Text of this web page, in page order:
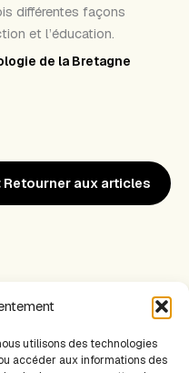
utilisons des technologies
accéder aux informations des
différentes façons
et l’éducation.
de la Bretagne
Retourner aux articles
SUIVANT